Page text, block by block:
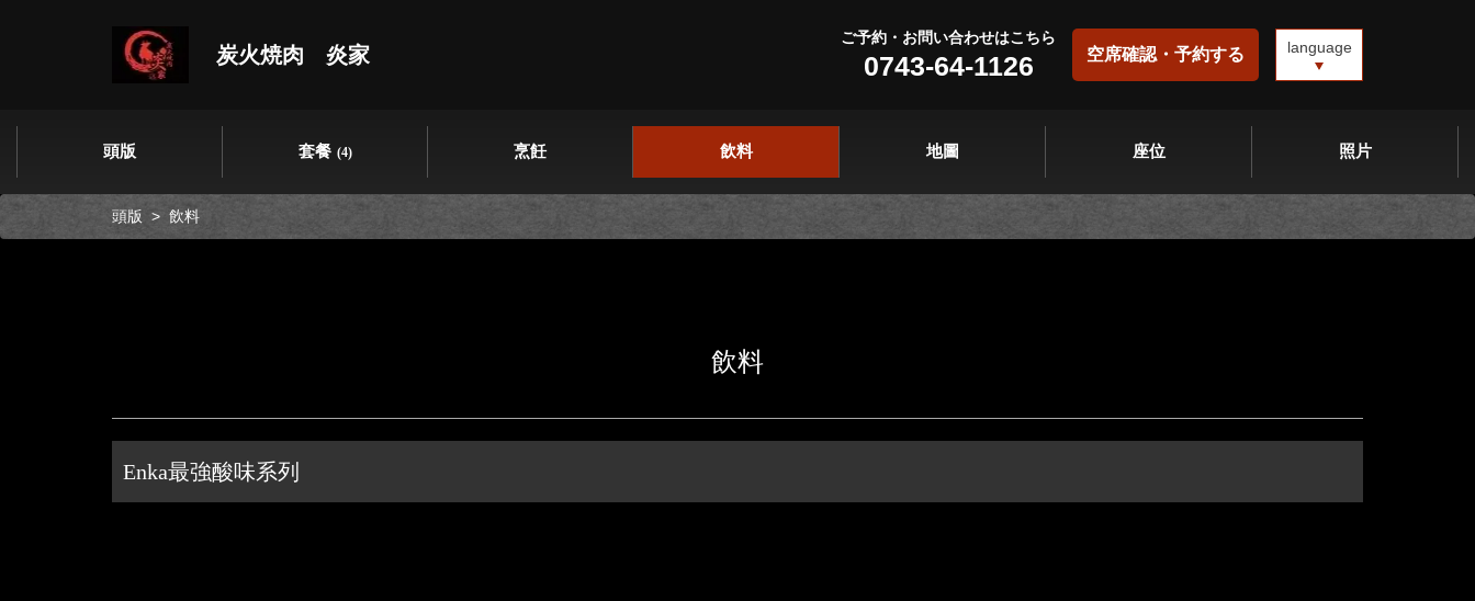
炭火焼肉 炎家
ご予約・お問い合わせはこちら
0743-64-1126 空席確認・予約する language
頭版 套餐 (4) 烹飪 飲料 地圖 座位 照片
頭版 飲料
飲料
Enka最強酸味系列